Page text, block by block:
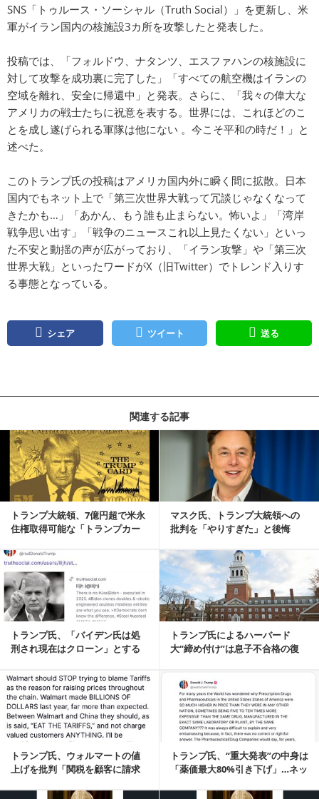
SNS「トゥルース・ソーシャル（Truth Social）」を更新し、米
軍がイラン国内の核施設3カ所を攻撃したと発表した。
投稿では、「フォルドウ、ナタンツ、エスファハンの核施設に
対して攻撃を成功裏に完了した」「すべての航空機はイランの
空域を離れ、安全に帰還中」と発表。さらに、「我々の偉大な
アメリカの戦士たちに祝意を表する。世界には、これほどのこ
とを成し遂げられる軍隊は他にない 。今こそ平和の時だ！」と
述べた。
このトランプ氏の投稿はアメリカ国内外に瞬く間に拡散。日本
国内でもネット上で「第三次世界大戦って冗談じゃなくなって
きたかも…」「あかん、もう誰も止まらない。怖いよ」「湾岸
戦争思い出す」「戦争のニュースこれ以上見たくない」といっ
た不安と動揺の声が広がっており、「イラン攻撃」や「第三次
世界大戦」といったワードがX（旧Twitter）でトレンド入りす
る事態となっている。
シェア ツイート 送る
関連する記事
トランプ大統領、7億円超で米永
住権取得可能な「トランプカー
マスク氏、トランプ大統領への
批判を「やりすぎた」と後悔
記事を読む
トランプ氏、「バイデン氏は処
刑され現在はクローン」とする
トランプ氏によるハーバード
大“締め付け”は息子不合格の復
トランプ氏、ウォルマートの値
上げを批判「関税を顧客に請求
トランプ氏、“重大発表”の中身は
「薬価最大80%引き下げ」…ネッ
記事を読む